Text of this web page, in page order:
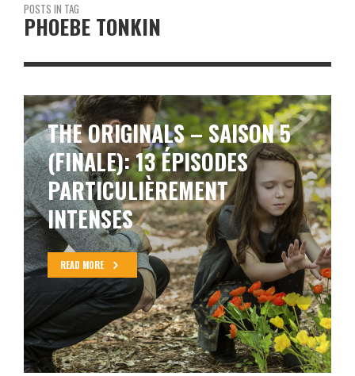
POSTS IN TAG
PHOEBE TONKIN
THE ORIGINALS – SAISON 5
(FINALE): 13 ÉPISODES
PARTICULIÈREMENT
INTENSES
READ MORE